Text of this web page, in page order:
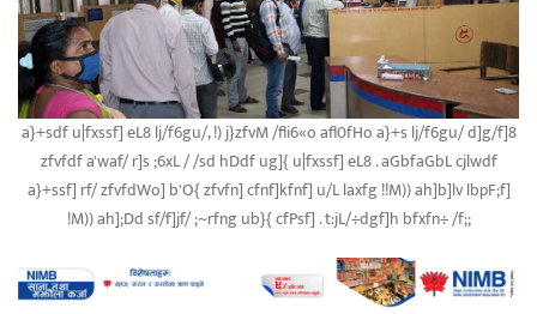
a}+sdf u|fxssf] eL8 lj/f6gu/, !) j}zfvM /fli6«o afl0fHo a}+s lj/f6gu/ d]g/f]8
zfvfdf a'waf/ r]s ;6xL / /sd hDdf ug]{ u|fxssf] eL8 . aGbfaGbL cjlwdf
a}+ssf] rf/ zfvfdWo] b'O{ zfvfn] cfnf]kfnf] u/L laxfg !!M)) ah]b]lv lbpF;f]
!M)) ah];Dd sf/f]jf/ ;~rfng ub}{ cfPsf] . t:jL/÷dgf]h bfxfn÷ /f;;